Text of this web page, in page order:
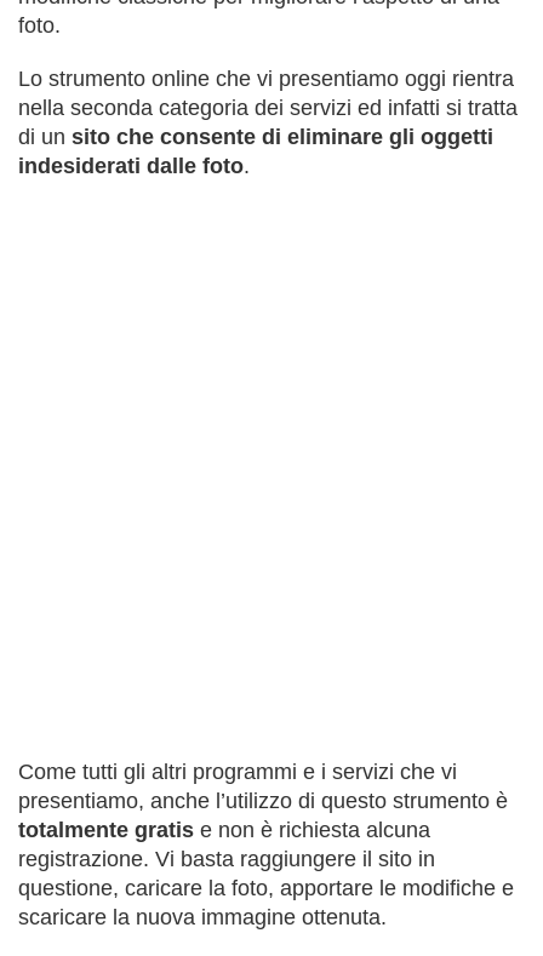
foto.
Lo strumento online che vi presentiamo oggi rientra
nella seconda categoria dei servizi ed infatti si tratta
di un sito che consente di eliminare gli oggetti
indesiderati dalle foto.
Come tutti gli altri programmi e i servizi che vi
presentiamo, anche l’utilizzo di questo strumento è
totalmente gratis e non è richiesta alcuna
registrazione. Vi basta raggiungere il sito in
questione, caricare la foto, apportare le modifiche e
scaricare la nuova immagine ottenuta.